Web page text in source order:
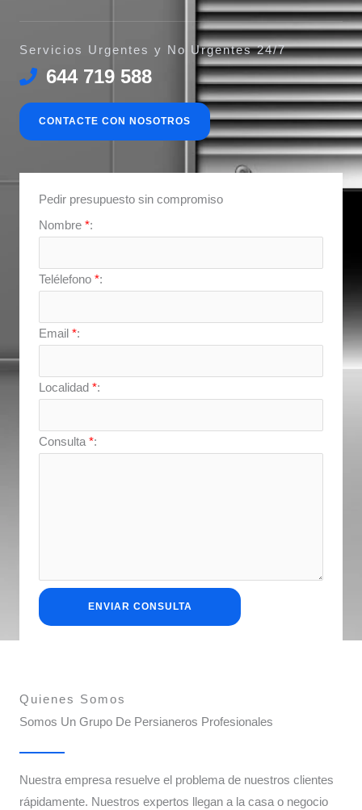
Servicios Urgentes y No Urgentes 24/7
644 719 588
CONTACTE CON NOSOTROS
Pedir presupuesto sin compromiso
Nombre *:
Telélefono *:
Email *:
Localidad *:
Consulta *:
Quienes Somos
Somos Un Grupo De Persianeros Profesionales
Nuestra empresa resuelve el problema de nuestros clientes
rápidamente. Nuestros expertos llegan a la casa o negocio